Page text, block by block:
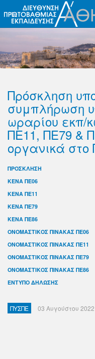
Πρόσκληση
συμπλήρωση
ωραρίου εκπ/
ΠΕ11, ΠΕ79 &
οργανικά στο
ΠΡΟΣΚΛΗΣΗ
ΚΕΝΑ ΠΕ06
ΚΕΝΑ ΠΕ11
ΚΕΝΑ ΠΕ79
ΚΕΝΑ ΠΕ86
ΟΝΟΜΑΣΤΙΚΟΣ ΠΙΝΑΚΑΣ ΠΕ06
ΟΝΟΜΑΣΤΙΚΟΣ ΠΙΝΑΚΑΣ ΠΕ11
ΟΝΟΜΑΣΤΙΚΟΣ ΠΙΝΑΚΑΣ ΠΕ79
ΟΝΟΜΑΣΤΙΚΟΣ ΠΙΝΑΚΑΣ ΠΕ86
ΕΝΤΥΠΟ ΔΗΛΩΣΗΣ
ΠΥΣΠΕ 03 Αυγούστου 2022